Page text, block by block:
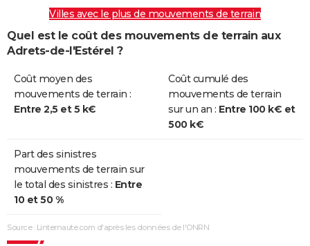
Villes avec le plus de mouvements de terrain
Quel est le coût des mouvements de terrain aux
Adrets-de-l'Estérel ?
Coût moyen des
mouvements de terrain :
Entre 2,5 et 5 k€
Coût cumulé des
mouvements de terrain
sur un an : Entre 100 k€ et
500 k€
Part des sinistres
mouvements de terrain sur
le total des sinistres : Entre
10 et 50 %
Source : Linternaute.com d'après les données de l'ONRN